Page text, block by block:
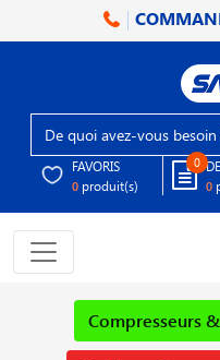
FAVORIS
0 produit(s)
0
0
Compresseurs